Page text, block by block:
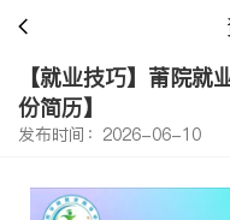
【就业技巧】莆院
份简历】
发布时间：2026-06-10